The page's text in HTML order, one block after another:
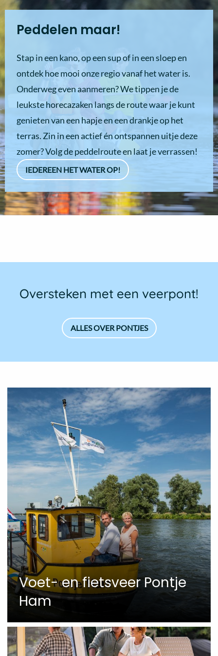
Peddelen maar!
Stap in een kano, op een sup of in een sloep en
ontdek hoe mooi onze regio vanaf het water is.
Onderweg even aanmeren? We tippen je de
leukste horecazaken langs de route waar je kunt
genieten van een hapje en een drankje op het
terras. Zin in een actief én ontspannen uitje deze
zomer? Volg de peddelroute en laat je verrassen!
IEDEREEN HET WATER OP!
Oversteken met een veerpont!
ALLES OVER PONTJES
Voet- en fietsveer Pontje
Ham